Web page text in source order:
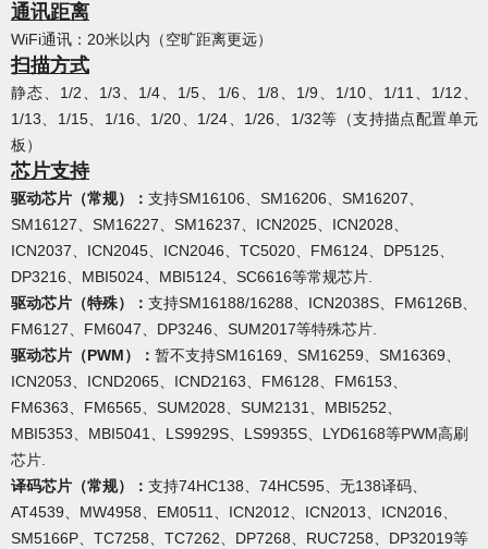
通讯距离
WiFi通讯：20米以内（空旷距离更远）
扫描方式
静态、1/2、1/3、1/4、1/5、1/6、1/8、1/9、1/10、1/11、1/12、
1/13、1/15、1/16、1/20、1/24、1/26、1/32等（支持描点配置单元
板）
芯片支持
驱动芯片（常规） ： 支持SM16106、SM16206、SM16207、
SM16127、SM16227、SM16237、ICN2025、ICN2028、
ICN2037、ICN2045、ICN2046、TC5020、FM6124、DP5125、
DP3216、MBI5024、MBI5124、SC6616等常规芯片.
驱动芯片（特殊）
： 支持SM16188/16288、ICN2038S、FM6126B、
FM6127、FM6047、DP3246、SUM2017等特殊芯片.
驱动芯片（PWM）
： 暂不支持SM16169、SM16259、SM16369、
ICN2053、ICND2065、ICND2163、FM6128、FM6153、
FM6363、FM6565、SUM2028、SUM2131、MBI5252、
MBI5353、MBI5041、LS9929S、LS9935S、LYD6168等PWM高刷
芯片.
译码芯片（常规）： 支持74HC138、74HC595、无138译码、
AT4539、MW4958、EM0511、ICN2012、ICN2013、ICN2016、
SM5166P、TC7258、TC7262、DP7268、RUC7258、DP32019等